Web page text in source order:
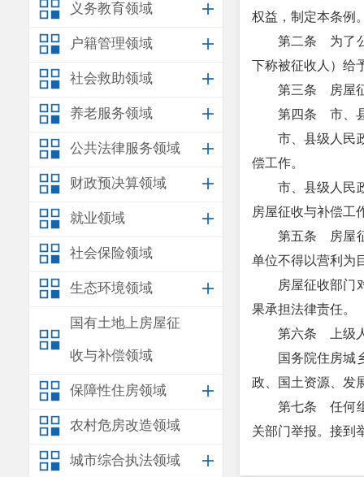
义务教育领域
户籍管理领域
社会救助领域
养老服务领域
公共法律服务领域
财政预决算领域
就业领域
社会保险领域
生态环境领域
国有土地上房屋征
收与补偿领域
保障性住房领域
农村危房改造领域
城市综合执法领域
权益，制定本条例
第二条 为了
下称被征收人）给
第三条 房屋
第四条 市、
市、县级人民
偿工作。
市、县级人民
房屋征收与补偿工
第五条 房屋
单位不得以营利为
房屋征收部门
果承担法律责任。
第六条 上级
国务院住房城
政、国土资源、发
第七条 任何
关部门举报。接到